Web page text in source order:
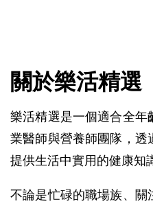
關於樂活精選
樂活精選是一個適合全
業醫師與營養師團隊，透
提供生活中實用的健康知
不論是忙碌的職場族、關